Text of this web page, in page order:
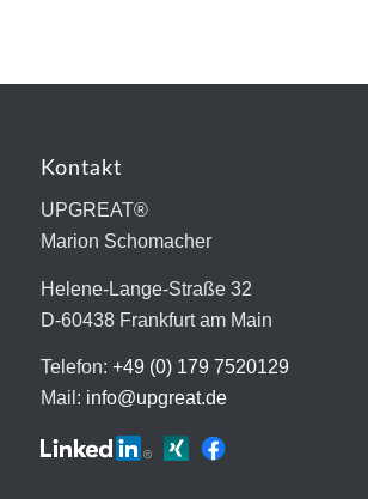
Kontakt
UPGREAT®
Marion Schomacher
Helene-Lange-Straße 32
D-60438 Frankfurt am Main
Telefon: +49 (0) 179 7520129
Mail: info@upgreat.de